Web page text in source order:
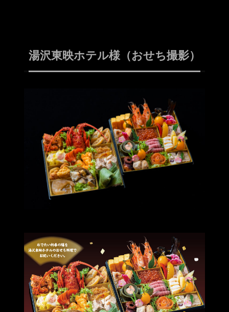
湯沢東映ホテル様（おせち撮影）